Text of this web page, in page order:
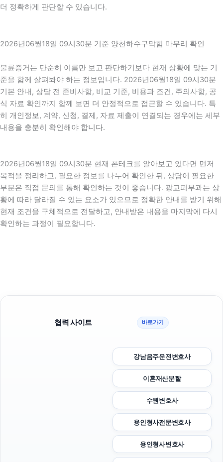
더 정확하게 판단할 수 있습니다.
2026년06월18일 09시30분 기준 양천하수구막힘 마무리 확인
불륜증거는 단순히 이름만 보고 판단하기보다 현재 상황에 맞는 기
준을 함께 살펴봐야 하는 정보입니다. 2026년06월18일 09시30분
기본 안내, 상담 전 준비사항, 비교 기준, 비용과 조건, 주의사항, 공
식 자료 확인까지 함께 보면 더 안정적으로 접근할 수 있습니다. 특
히 개인정보, 계약, 신청, 결제, 자료 제출이 연결되는 경우에는 세부
내용을 충분히 확인해야 합니다.
2026년06월18일 09시30분 현재 폰테크를 알아보고 있다면 먼저
목적을 정리하고, 필요한 정보를 나누어 확인한 뒤, 상담이 필요한
부분은 직접 문의를 통해 확인하는 것이 좋습니다. 광교피부과는 상
황에 따라 달라질 수 있는 요소가 있으므로 정확한 안내를 받기 위해
현재 조건을 구체적으로 전달하고, 안내받은 내용을 마지막에 다시
확인하는 과정이 필요합니다.
협력 사이트 바로가기
강남음주운전변호사
이혼재산분할
수원변호사
용인형사전문변호사
용인형사변호사